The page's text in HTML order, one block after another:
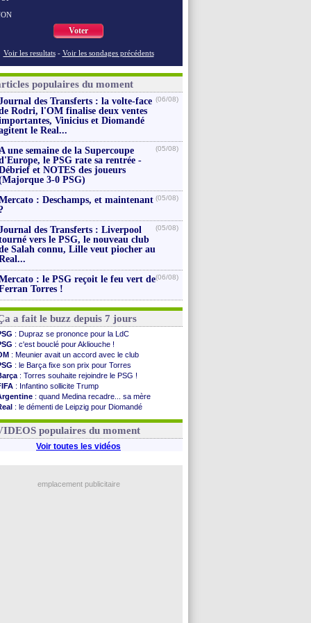
Voter
Voir les resultats - Voir les sondages précédents
populaires du moment
des Transferts : la volte-face
Rodri, l'OM finalise deux ventes
Vinicius et Diomandé
le Real...
(06/08)
une semaine de la Supercoupe
le PSG rate sa rentrée -
et NOTES des joueurs
3-0 PSG)
(05/08)
: Deschamps, et maintenant (05/08)
des Transferts : Liverpool
vers le PSG, le nouveau club
Salah connu, Lille veut piocher au
(05/08)
: le PSG reçoit le feu vert de
Torres !
(06/08)
a fait le buzz depuis 7 jours
: Dupraz se prononce pour la LdC
: c'est bouclé pour Akliouche !
: Meunier avait un accord avec le club
: le Barça fixe son prix pour Torres
: Torres souhaite rejoindre le PSG !
: Infantino sollicite Trump
: quand Medina recadre... sa mère
: le démenti de Leipzig pour Diomandé
: le conseiller d'Infantino démissionne !
populaires du moment
Voir toutes les vidéos
emplacement publicitaire